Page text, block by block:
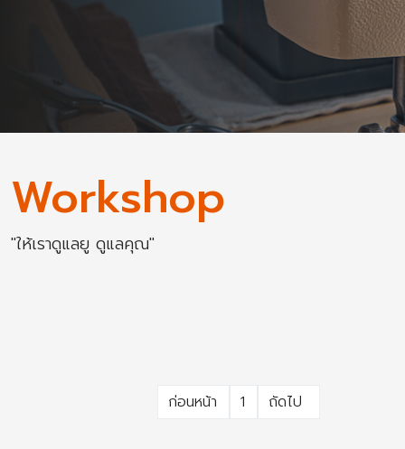
Workshop
"ให้เราดูแลยู ดูแลคุณ"
ก่อนหน้า 1 ถัดไป